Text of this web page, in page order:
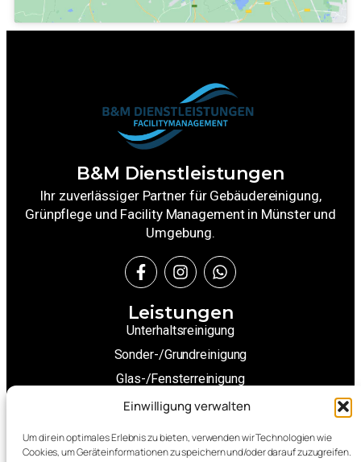
Einwilligung verwalten
Um dir ein optimales Erlebnis zu bieten, verwenden wir Technologien wie
Cookies, um Geräteinformationen zu speichern und/oder darauf zuzugreifen.
B&M Dienstleistungen
Ihr zuverlässiger Partner für Gebäudereinigung,
Grünpflege und Facility Management in Münster und
Umgebung.
Leistungen
Unterhaltsreinigung
Sonder-/Grundreinigung
Glas-/Fensterreinigung
Winterdienste
Weitere Leistungen